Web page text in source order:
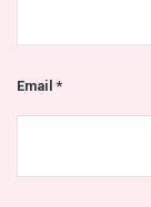
Email*